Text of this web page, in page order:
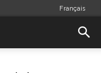
Français